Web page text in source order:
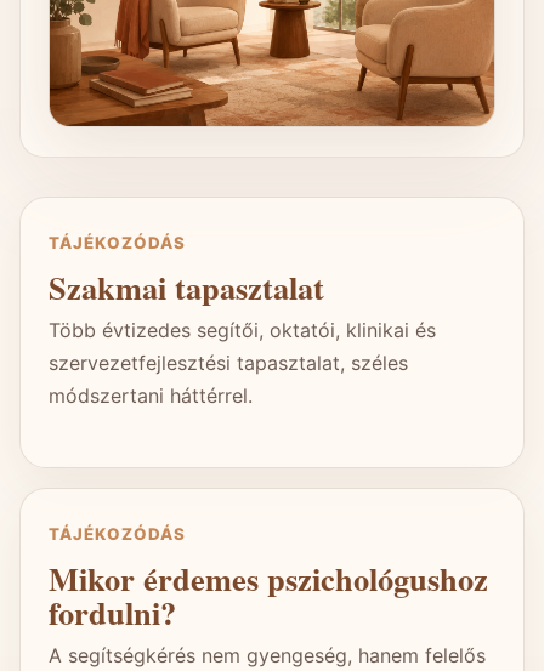
TÁJÉKOZÓDÁS
Szakmai tapasztalat
Több évtizedes segítői, oktatói, klinikai és
szervezetfejlesztési tapasztalat, széles
módszertani háttérrel.
TÁJÉKOZÓDÁS
Mikor érdemes pszichológushoz
fordulni?
A segítségkérés nem gyengeség, hanem felelős